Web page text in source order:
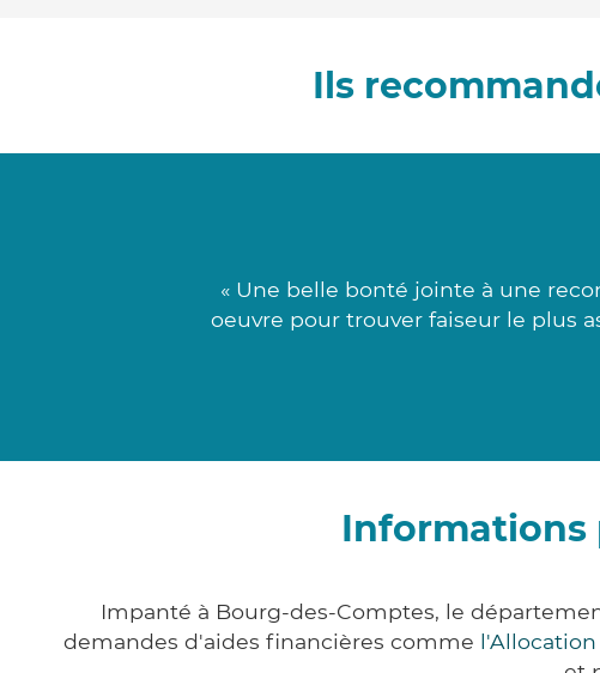
Ils
« Une belle bonté jointe à une
oeuvre pour trouver faiseur le plus
Informations
Impanté à Bourg-des-Comptes, le
demandes d'aides financières comme